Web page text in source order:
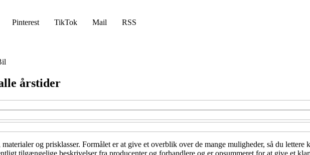
Pinterest TikTok Mail RSS
årstider
og prisklasser. Formålet er at give et overblik over de mange muligheder, så du
tilgængelige beskrivelser fra producenter og forhandlere og er opsummeret for at give et